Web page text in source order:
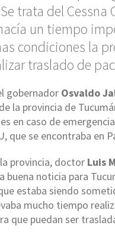
trata del
un tiempo
condiciones la
traslado de
gobernador Osvaldo
la provincia de
en caso de
que se encontraba en
provincia, doctor Luis
buena noticia para
estaba siendo
mucho tiempo
que puedan ser